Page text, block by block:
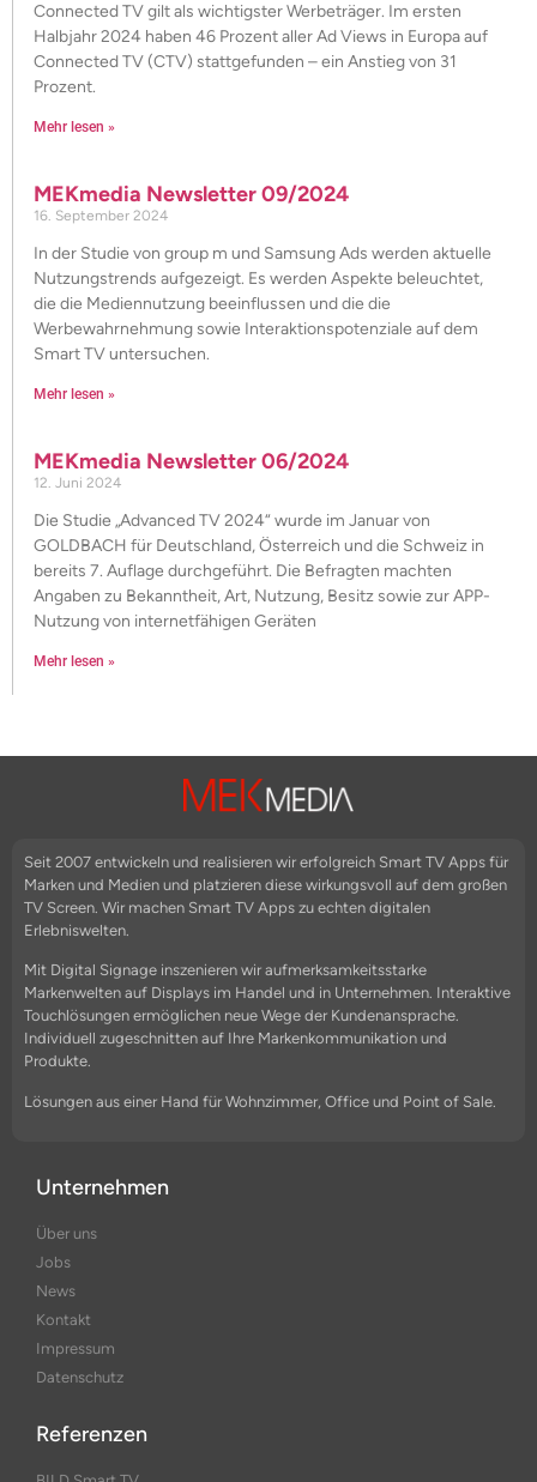
Connected TV gilt als wichtigster Werbeträger. Im ersten
Halbjahr 2024 haben 46 Prozent aller Ad Views in Europa auf
Connected TV (CTV) stattgefunden – ein Anstieg von 31
Prozent.
Mehr lesen »
MEKmedia Newsletter 09/2024
16. September 2024
In der Studie von group m und Samsung Ads werden aktuelle
Nutzungstrends aufgezeigt. Es werden Aspekte beleuchtet,
die die Mediennutzung beeinflussen und die die
Werbewahrnehmung sowie Interaktionspotenziale auf dem
Smart TV untersuchen.
Mehr lesen »
MEKmedia Newsletter 06/2024
12. Juni 2024
Die Studie „Advanced TV 2024“ wurde im Januar von
GOLDBACH für Deutschland, Österreich und die Schweiz in
bereits 7. Auflage durchgeführt. Die Befragten machten
Angaben zu Bekanntheit, Art, Nutzung, Besitz sowie zur APP-
Nutzung von internetfähigen Geräten
Mehr lesen »
Seit 2007 entwickeln und realisieren wir erfolgreich Smart TV Apps für
Marken und Medien und platzieren diese wirkungsvoll auf dem großen
TV Screen. Wir machen Smart TV Apps zu echten digitalen
Erlebniswelten.
Mit Digital Signage inszenieren wir aufmerksamkeitsstarke
Markenwelten auf Displays im Handel und in Unternehmen. Interaktive
Touchlösungen ermöglichen neue Wege der Kundenansprache.
Individuell zugeschnitten auf Ihre Markenkommunikation und
Produkte.
Lösungen aus einer Hand für Wohnzimmer, Office und Point of Sale.
Unternehmen
Über uns
Jobs
News
Kontakt
Impressum
Datenschutz
Referenzen